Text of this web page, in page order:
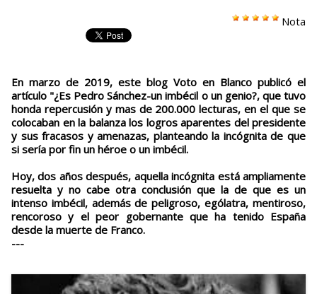
Nota
En marzo de 2019, este blog Voto en Blanco publicó el
artículo "¿Es Pedro Sánchez-un imbécil o un genio?, que tuvo
honda repercusión y mas de 200.000 lecturas, en el que se
colocaban en la balanza los logros aparentes del presidente
y sus fracasos y amenazas, planteando la incógnita de que
si sería por fin un héroe o un imbécil.
Hoy, dos años después, aquella incógnita está ampliamente
resuelta y no cabe otra conclusión que la de que es un
intenso imbécil, además de peligroso, ególatra, mentiroso,
rencoroso y el peor gobernante que ha tenido España
desde la muerte de Franco.
---